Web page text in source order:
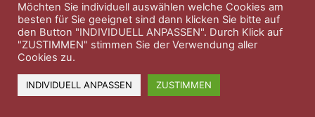
Möchten Sie individuell auswählen welche Cookies am
besten für Sie geeignet sind dann klicken Sie bitte auf
den Button "INDIVIDUELL ANPASSEN". Durch Klick auf
"ZUSTIMMEN" stimmen Sie der Verwendung aller
Cookies zu.
INDIVIDUELL ANPASSEN ZUSTIMMEN